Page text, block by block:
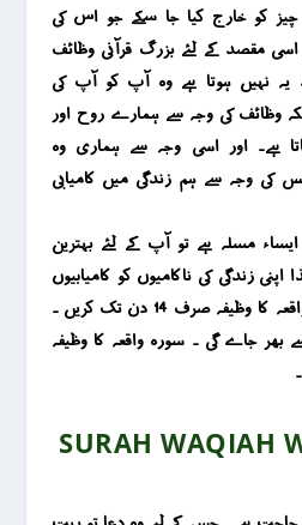
کو خارج کیا جا سکے جو اس کی
مقصد کے لئے بزرگ قرآنی وظائف
نہیں ہوتا ہے وہ آپ کو آپ کی
وظائف کی وجہ سے ہمارے روح اور
ہے۔ اور اسی وجہ سے ہماری وہ
کی وجہ سے ہم زندگی میں کامیابی
مسلہ ہے تو آپ کے لئے بہترین
زندگی کی ناکامیوں کو کامیابیوں
میں بدلنے کے لئے آپ سورہ واقعہ کا وظیفہ صرف 14 دن تک کریں ۔
سے بھر جاے گی ۔ سورہ واقعہ کا وظیفہ
SURAH WAQIAH